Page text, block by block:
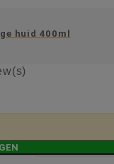
huid 400ml